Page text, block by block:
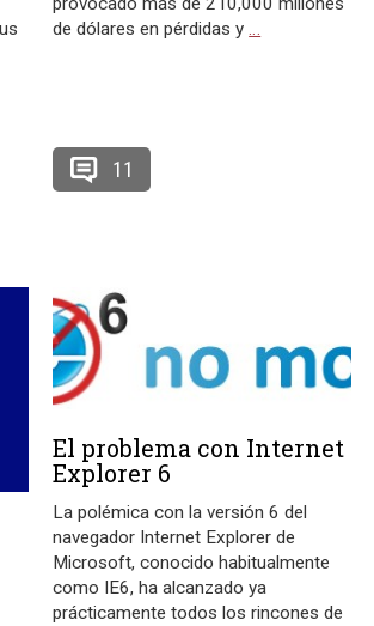
de dólares en pérdidas y…
11
El problema con Internet
Explorer 6
La polémica con la versión 6 del
navegador Internet Explorer de
Microsoft, conocido habitualmente
como IE6, ha alcanzado ya
prácticamente todos los rincones de